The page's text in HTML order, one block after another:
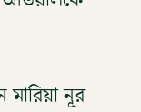
নূর